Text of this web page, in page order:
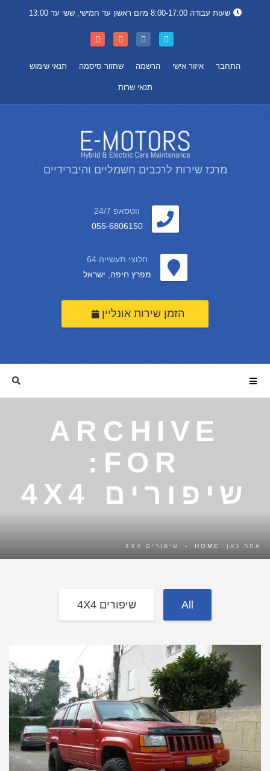
שעות עבודה 8:00-17:00 מיום ראשון עד חמישי, ששי עד 13:00
התחבר איזור אישי הרשמה שחזור סיסמה תנאי שימוש
תנאי שרות
מרכז שירות לרכבים חשמליים והיברידיים
ווטסאפ 24/7
055-6806150
חלוצי תעשייה 64
מפרץ חיפה, ישראל
הזמן שירות אונליין
ARCHIVE
FOR:
שיפורים 4X4
אתה כאן: HOME
- שיפורים 4X4
All שיפורים 4X4